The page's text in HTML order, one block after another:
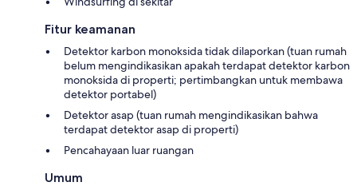
Fitur keamanan
Detektor karbon monoksida tidak dilaporkan (tuan rumah
belum mengindikasikan apakah terdapat detektor karbon
monoksida di properti; pertimbangkan untuk membawa
detektor portabel)
Detektor asap (tuan rumah mengindikasikan bahwa
terdapat detektor asap di properti)
Pencahayaan luar ruangan
Umum